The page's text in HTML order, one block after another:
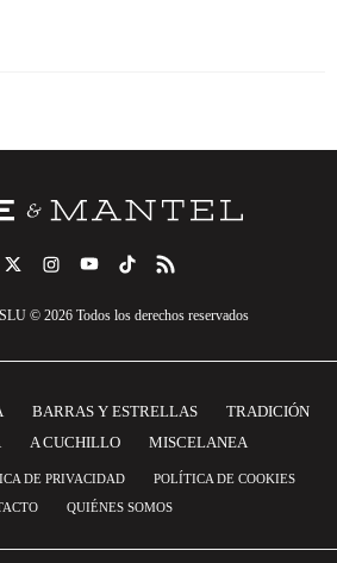
© 2026 Todos los derechos reservados
BARRAS Y ESTRELLAS
TRADICIÓN
A CUCHILLO MISCELANEA
DE PRIVACIDAD
POLÍTICA DE COOKIES
QUIÉNES SOMOS